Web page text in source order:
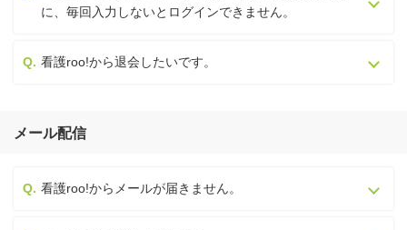
に、毎回入力しないとログインできません。
看護roo!から退会したいです。
メール配信
看護roo!からメールが届きません。